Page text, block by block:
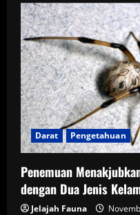
Laut
Langka
Alien
Ditemukan
di
Antartika,
Miliki
20
Lengan
Unik
Darat Pengetahuan
Penemuan
dengan Dua Jenis
Jelajah Fauna